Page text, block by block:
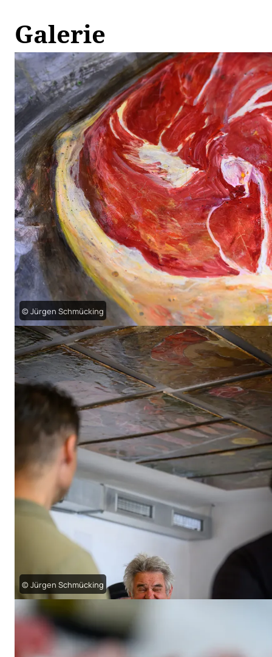
Galerie
© Jürgen Schmücking
© Jürgen Schmücking